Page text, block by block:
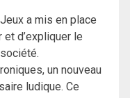
a mis en place
d’expliquer le
un nouveau
ludique. Ce